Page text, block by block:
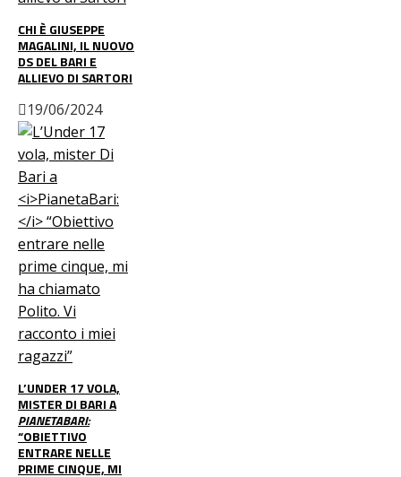
CHI È GIUSEPPE
MAGALINI, IL NUOVO
DS DEL BARI E
ALLIEVO DI SARTORI
19/06/2024
L’UNDER 17 VOLA,
MISTER DI BARI A
PIANETABARI:
“OBIETTIVO
ENTRARE NELLE
PRIME CINQUE, MI